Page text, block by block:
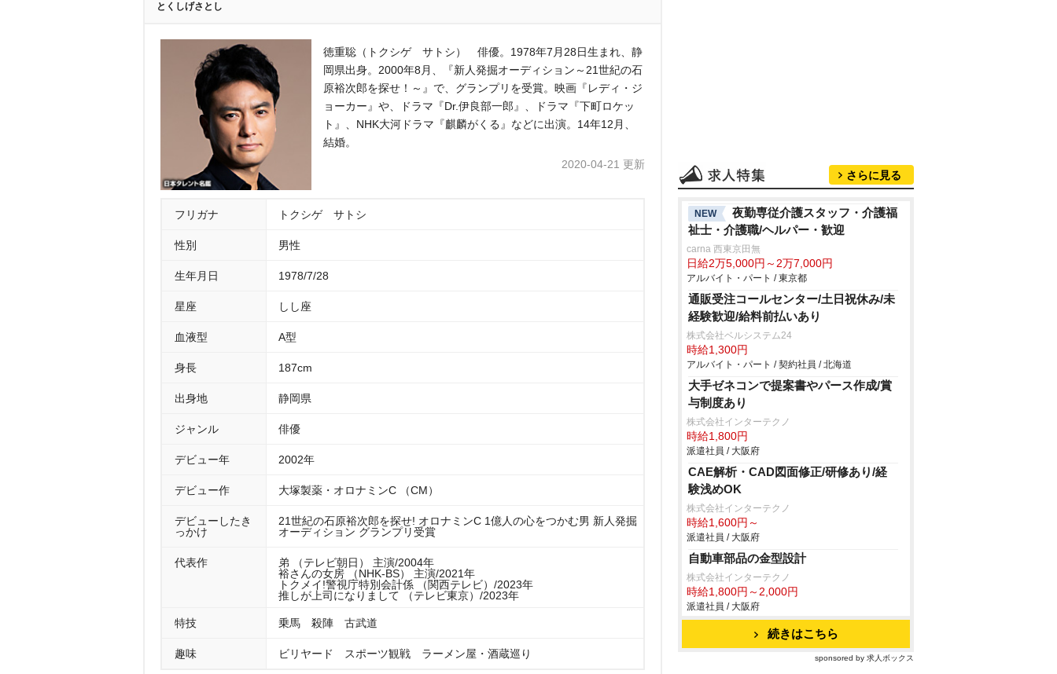
とくしげさとし
徳重聡（トクシゲ サトシ） 俳優。1978年7月28日生まれ、静
岡県出身。2000年8月、『新人発掘オーディション～21世紀の石
原裕次郎を探せ！～』で、グランプリを受賞。映画『レディ・ジ
ョーカー』や、ドラマ『Dr.伊良部一郎』、ドラマ『下町ロケッ
ト』、NHK大河ドラマ『麒麟がくる』などに出演。14年12月、
結婚。
2020-04-21 更新
フリガナ トクシゲ サトシ
性別 男性
生年月日 1978/7/28
星座 しし座
血液型 A型
身長 187cm
出身地 静岡県
ジャンル 俳優
デビュー年 2002年
デビュー作 大塚製薬・オロナミンC （CM）
デビューしたき
っかけ
21世紀の石原裕次郎を探せ! オロナミンC 1億人の心をつかむ男 新人発掘
オーディション グランプリ受賞
代表作
弟 （テレビ朝日） 主演/2004年
裕さんの女房 （NHK-BS） 主演/2021年
トクメイ!警視庁特別会計係 （関西テレビ）/2023年
推しが上司になりまして （テレビ東京）/2023年
特技 乗馬 殺陣 古武道
趣味 ビリヤード スポーツ観戦 ラーメン屋・酒蔵巡り
さらに見る
NEW
夜勤専従介護スタッフ・介護福
祉士・介護職/ヘルパー・歓迎
carna 西東京田無
日給2万5,000円～2万7,000円
アルバイト・パート / 東京都
通販受注コールセンター/土日祝休み/未
経験歓迎/給料前払いあり
株式会社ベルシステム24
時給1,300円
アルバイト・パート / 契約社員 / 北海道
大手ゼネコンで提案書やパース作成/賞
与制度あり
株式会社インターテクノ
時給1,800円
派遣社員 / 大阪府
CAE解析・CAD図面修正/研修あり/経
験浅めOK
株式会社インターテクノ
時給1,600円～
派遣社員 / 大阪府
自動車部品の金型設計
株式会社インターテクノ
時給1,800円～2,000円
派遣社員 / 大阪府
続きはこちら
sponsored by 求人ボックス